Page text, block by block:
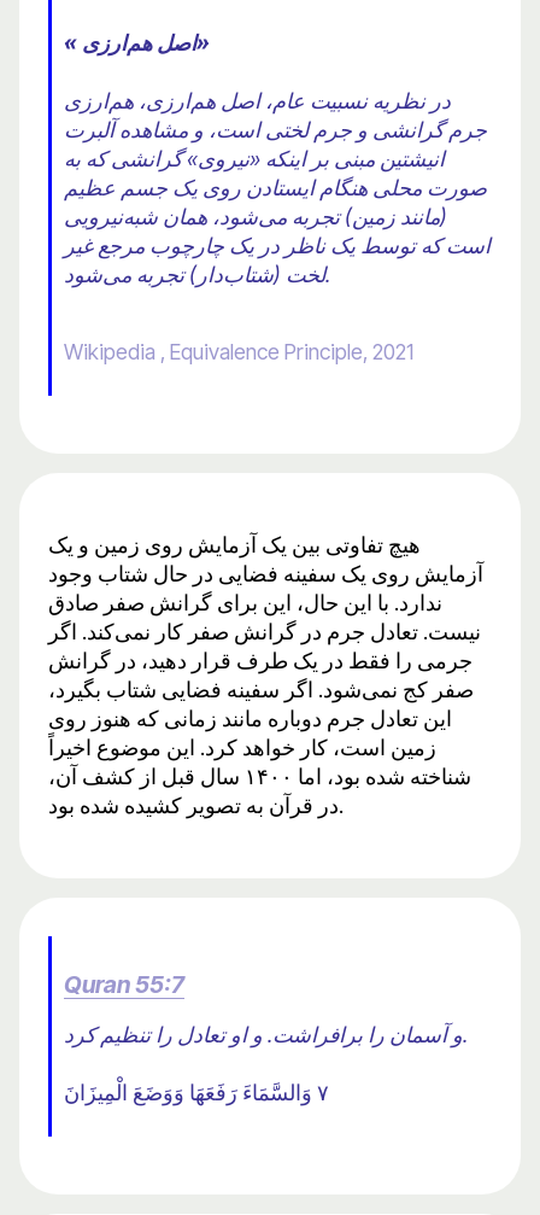
« اصل هم‌ارزی»
در نظریه نسبیت عام، اصل هم‌ارزی، هم‌ارزی
جرم گرانشی و جرم لختی است، و مشاهده آلبرت
انیشتین مبنی بر اینکه «نیروی» گرانشی که به
صورت محلی هنگام ایستادن روی یک جسم عظیم
(مانند زمین) تجربه می‌شود، همان شبه‌نیرویی
است که توسط یک ناظر در یک چارچوب مرجع غیر
لخت (شتاب‌دار) تجربه می‌شود.
Wikipedia , Equivalence Principle, 2021
هیچ تفاوتی بین یک آزمایش روی زمین و یک
آزمایش روی یک سفینه فضایی در حال شتاب وجود
ندارد. با این حال، این برای گرانش صفر صادق
نیست. تعادل جرم در گرانش صفر کار نمی‌کند. اگر
جرمی را فقط در یک طرف قرار دهید، در گرانش
صفر کج نمی‌شود. اگر سفینه فضایی شتاب بگیرد،
این تعادل جرم دوباره مانند زمانی که هنوز روی
زمین است، کار خواهد کرد. این موضوع اخیراً
شناخته شده بود، اما ۱۴۰۰ سال قبل از کشف آن،
در قرآن به تصویر کشیده شده بود.
Quran 55:7
و آسمان را برافراشت. و او تعادل را تنظیم کرد.
٧ وَالسَّمَاءَ رَفَعَهَا وَوَضَعَ الْمِيزَانَ